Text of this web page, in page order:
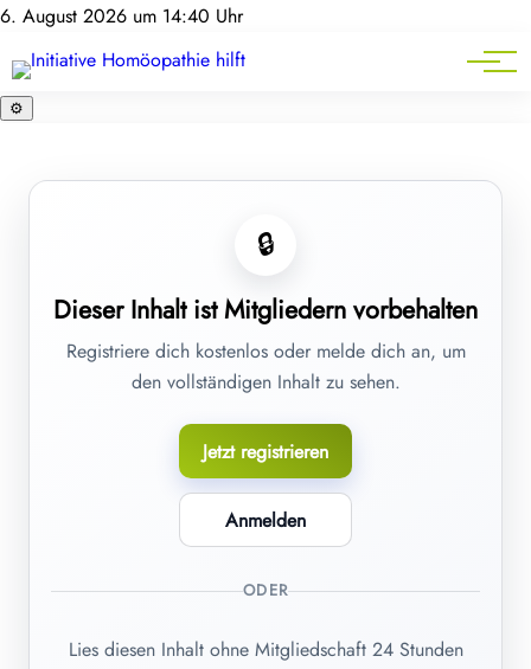
6. August 2026 um 14:40 Uhr
Mitgliederbereich
Homöopathie-News
Service
⚙️
🔒
Dieser Inhalt ist Mitgliedern vorbehalten
Registriere dich kostenlos oder melde dich an, um
den vollständigen Inhalt zu sehen.
Jetzt registrieren
Anmelden
ODER
Lies diesen Inhalt ohne Mitgliedschaft 24 Stunden